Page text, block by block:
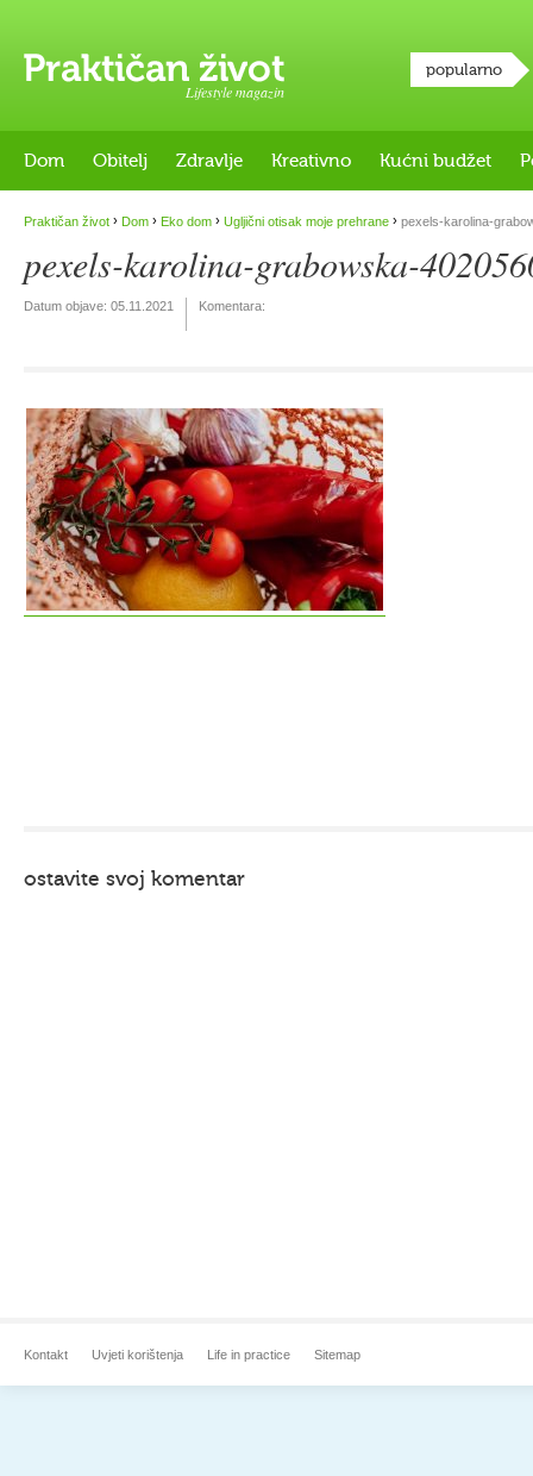
Lifestyle magazin
popularno
Dom Obitelj Zdravlje Kreativno Kućni budžet
Praktičan život › Dom › Eko dom › Ugljični otisak moje prehrane › pexels-karolina-
pexels-karolina-grabowska-
Datum objave: 05.11.2021 Komentara:
ostavite svoj komentar
Kontakt Uvjeti korištenja Life in practice Sitemap